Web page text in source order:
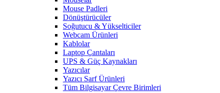
Mouse Padleri
Dönüştürücüler
Soğutucu & Yükselticiler
Webcam Ürünleri
Kablolar
Laptop Çantaları
UPS & Güç Kaynakları
Yazıcılar
Yazıcı Sarf Ürünleri
Tüm Bilgisayar Çevre Birimleri